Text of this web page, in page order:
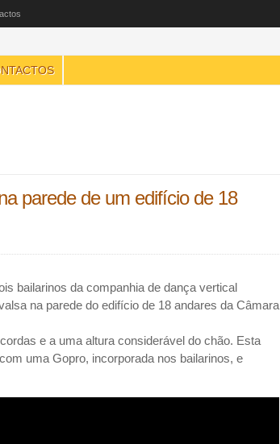
parede de um edifício de 18
bailarinos da companhia de dança vertical
na parede do edifício de 18 andares da Câmara
e a uma altura considerável do chão. Esta
uma Gopro, incorporada nos bailarinos, e